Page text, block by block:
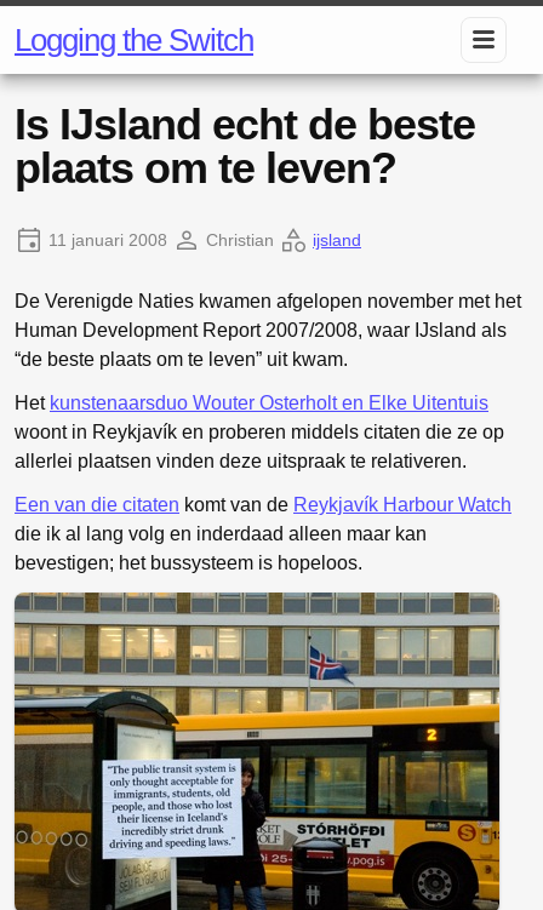
Logging the Switch
Is IJsland echt de beste
plaats om te leven?
11 januari 2008 Christian ijsland
De Verenigde Naties kwamen afgelopen november met het
Human Development Report 2007/2008, waar IJsland als
“de beste plaats om te leven” uit kwam.
Het kunstenaarsduo Wouter Osterholt en Elke Uitentuis
woont in Reykjavík en proberen middels citaten die ze op
allerlei plaatsen vinden deze uitspraak te relativeren.
Een van die citaten komt van de Reykjavík Harbour Watch
die ik al lang volg en inderdaad alleen maar kan
bevestigen; het bussysteem is hopeloos.